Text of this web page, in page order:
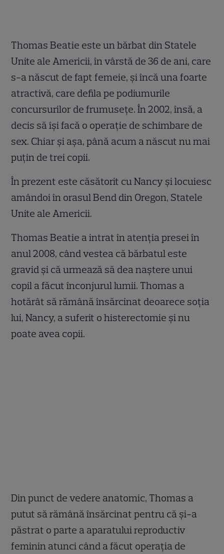
Thomas Beatie este un bărbat din Statele
Unite ale Americii, în vârstă de 36 de ani, care
s-a născut de fapt femeie, şi încă una foarte
atractivă, care defila pe podiumurile
concursurilor de frumuseţe. În 2002, însă, a
decis să îşi facă o operaţie de schimbare de
sex. Chiar şi aşa, până acum a născut nu mai
puţin de trei copii.
În prezent este căsătorit cu Nancy şi locuiesc
amândoi în orasul Bend din Oregon, Statele
Unite ale Americii.
Thomas Beatie a intrat în atenţia presei în
anul 2008, când vestea că bărbatul este
gravid şi că urmează să dea naştere unui
copil a făcut înconjurul lumii. Thomas a
hotărât să rămână însărcinat deoarece soţia
lui, Nancy, a suferit o histerectomie şi nu
poate avea copii.
Din punct de vedere anatomic, Thomas a
putut să rămână însărcinat pentru că şi-a
păstrat o parte a aparatului reproductiv
feminin atunci când a făcut operaţia de